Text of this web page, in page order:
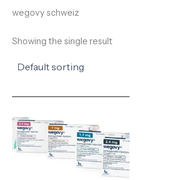
wegovy schweiz
Showing the single result
through
€ 260.00